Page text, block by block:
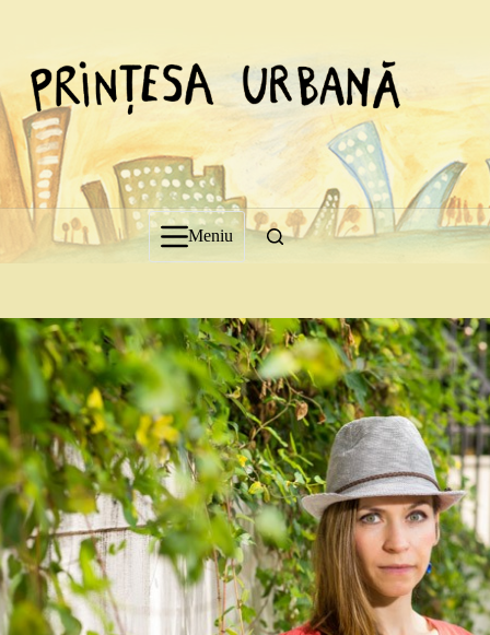
Meniu